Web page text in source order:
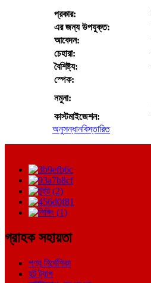
প্রকার:
এর জন্য উপযুক্ত:
আবেদন:
চেহারা:
বৈশিষ্ট্য:
স্পেক:
নমুনা:
কাস্টমাইজেশন:
অনুসন্ধানবিস্তারিত
গ্রাহক সহায়তা
পণ্য নির্দেশিকা
হট ট্যাগ